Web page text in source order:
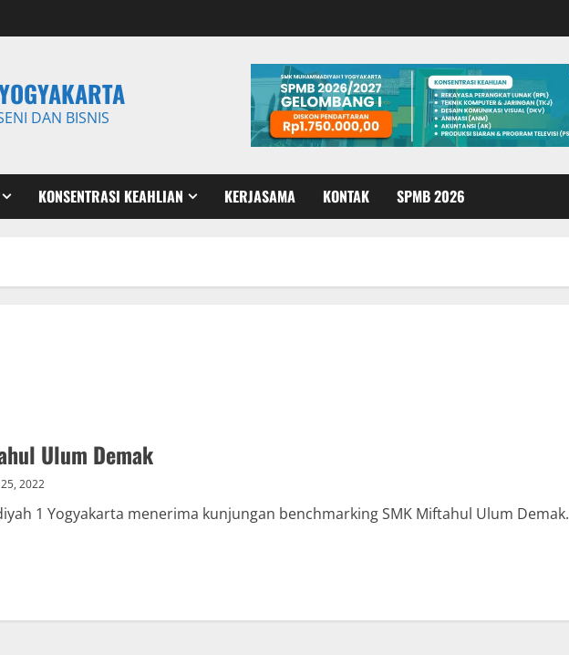
DAN BISNIS
KONSENTRASI KEAHLIAN KERJASAMA KONTAK SPMB 2026
Ulum Demak
2022
1 Yogyakarta menerima kunjungan benchmarking SMK Miftahul Ulum Demak.